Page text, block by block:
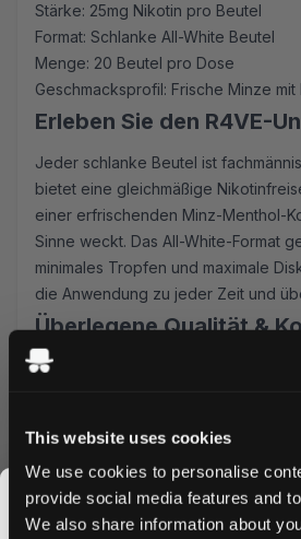
This website uses cookies
We use cookies to personalise
provide social media features and
We also share information about
Stärke: 25mg Nikotin pro Beutel
Format: Schlanke All-White Beutel
Menge: 20 Beutel pro Dose
Geschmacksprofil: Frische Minze
Erleben Sie den R4VE-
Jeder schlanke Beutel ist
bietet eine gleichmäßige
einer erfrischenden Minz-Menthol-
Sinne weckt. Das All-White-Format
minimales Tropfen und maximale
die Anwendung zu jeder Zeit und
Überlegene Qualität &
R4VE Freeze 50 mg überzeugt
gesamten Anwendung einen
Geschmack liefert. Das schlanke
unter der Lippe, während die 20-
unterwegs geeignet ist.